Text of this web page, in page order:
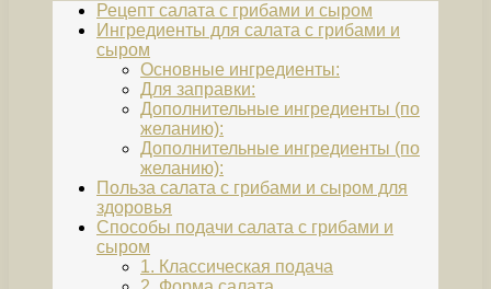
Рецепт салата с грибами и сыром
Ингредиенты для салата с грибами и
сыром
Основные ингредиенты:
Для заправки:
Дополнительные ингредиенты (по
желанию):
Дополнительные ингредиенты (по
желанию):
Польза салата с грибами и сыром для
здоровья
Способы подачи салата с грибами и
сыром
1. Классическая подача